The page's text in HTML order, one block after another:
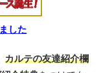
した
カルテの友達紹介欄